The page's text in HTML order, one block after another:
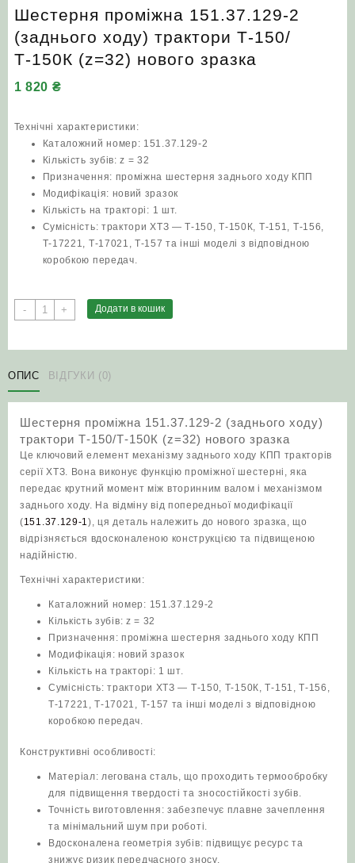
Шестерня проміжна 151.37.129-2
(заднього ходу) трактори Т-150/
Т-150К (z=32) нового зразка
1 820 ₴
Технічні характеристики:
Каталожний номер: 151.37.129-2
Кількість зубів: z = 32
Призначення: проміжна шестерня заднього ходу КПП
Модифікація: новий зразок
Кількість на тракторі: 1 шт.
Сумісність: трактори ХТЗ — Т-150, Т-150К, Т-151, Т-156,
Т-17221, Т-17021, Т-157 та інші моделі з відповідною
коробкою передач.
-
Шестерня
проміжна
(заднього
ходу)
Т-150/
Т-150К
(z=32)
нового
зразка
кількість
+ Додати в кошик
ОПИС ВІДГУКИ (0)
Шестерня проміжна 151.37.129-2 (заднього ходу)
трактори Т-150/Т-150К (z=32) нового зразка
Це ключовий елемент механізму заднього ходу КПП тракторів
серії ХТЗ. Вона виконує функцію проміжної шестерні, яка
передає крутний момент між вторинним валом і механізмом
заднього ходу. На відміну від попередньої модифікації
(151.37.129-1), ця деталь належить до нового зразка, що
відрізняється вдосконаленою конструкцією та підвищеною
надійністю.
Технічні характеристики:
Каталожний номер: 151.37.129-2
Кількість зубів: z = 32
Призначення: проміжна шестерня заднього ходу КПП
Модифікація: новий зразок
Кількість на тракторі: 1 шт.
Сумісність: трактори ХТЗ — Т-150, Т-150К, Т-151, Т-156,
Т-17221, Т-17021, Т-157 та інші моделі з відповідною
коробкою передач.
Конструктивні особливості:
Матеріал: легована сталь, що проходить термообробку
для підвищення твердості та зносостійкості зубів.
Точність виготовлення: забезпечує плавне зачеплення
та мінімальний шум при роботі.
Вдосконалена геометрія зубів: підвищує ресурс та
знижує ризик передчасного зносу.